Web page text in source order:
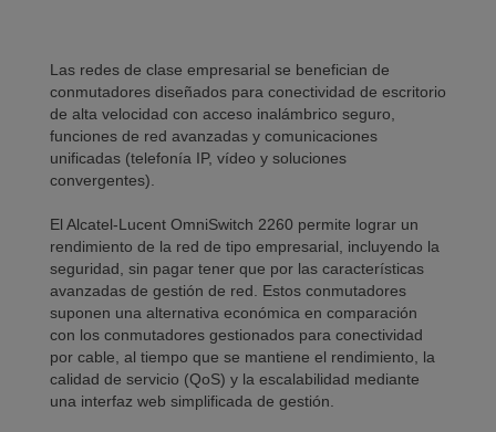
Las redes de clase empresarial se benefician de
conmutadores diseñados para conectividad de escritorio
de alta velocidad con acceso inalámbrico seguro,
funciones de red avanzadas y comunicaciones
unificadas (telefonía IP, vídeo y soluciones
convergentes).
El Alcatel-Lucent OmniSwitch 2260 permite lograr un
rendimiento de la red de tipo empresarial, incluyendo la
seguridad, sin pagar tener que por las características
avanzadas de gestión de red. Estos conmutadores
suponen una alternativa económica en comparación
con los conmutadores gestionados para conectividad
por cable, al tiempo que se mantiene el rendimiento, la
calidad de servicio (QoS) y la escalabilidad mediante
una interfaz web simplificada de gestión.